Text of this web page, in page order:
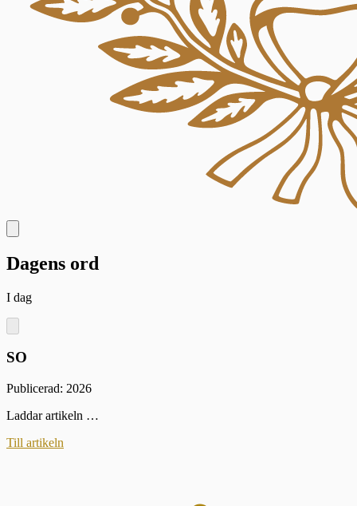
Dagens ord
I dag
SO
Publicerad: 2026
Laddar artikeln …
Till artikeln